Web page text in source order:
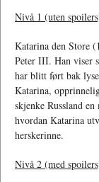
Nivå 1 (uten
Katarina den Store
Peter III. Han viser
har blitt ført bak
Katarina,
skjenke Russland
hvordan Katarina
herskerinne.
Nivå 2 (med